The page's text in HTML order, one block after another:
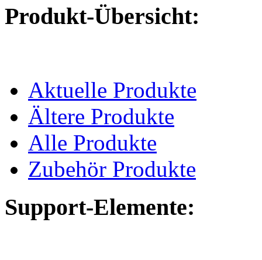
Produkt-Übersicht:
Aktuelle Produkte
Ältere Produkte
Alle Produkte
Zubehör Produkte
Support-Elemente: